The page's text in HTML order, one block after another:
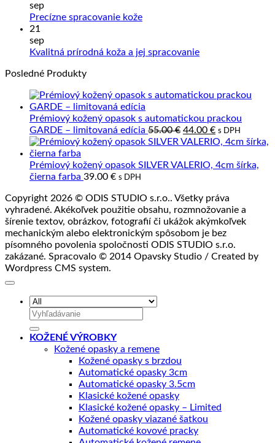
o
sep
Precízne spracovanie kožeŽiadne
Precízne
21
sep
Kvalitná prírodná koža a jej spracovanieŽiadne
prírodná
a
jej
spracovanie
Posledné Produkty
Prémiový kožený opasok s automatickou prackou
GARDE – limitovaná edícia 55.00€ Pôvodná
cena
55.00 €.
44.00 €Aktuálna
cena
44.00 €.
s DPH
Prémiový kožený opasok SILVER VALERIO, 4cm šírka,
čierna farba 39.00 € s DPH
Copyright 2026 © ODIS STUDIO s.r.o.. Všetky práva
vyhradené. Akékoľvek použitie obsahu, rozmnožovanie a
šírenie textov, obrázkov, fotografií či ukážok akýmkoľvek
mechanickým alebo elektronickým spôsobom je bez
písomného povolenia spoločnosti ODIS STUDIO s.r.o.
zakázané. Spracovalo © 2014 Opavsky Studio / Created by
Wordpress CMS system.
Hľadať:
KOŽENÉ VÝROBKY
Kožené opasky a remene
Kožené opasky s brzdou
Automatické opasky 3cm
Automatické opasky 3.5cm
Klasické kožené opasky
Klasické kožené opasky – Limited
Kožené opasky viazané šatkou
Automatické kovové pracky